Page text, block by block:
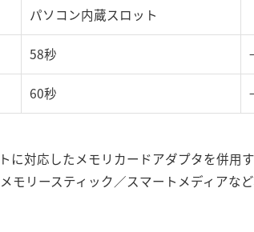
パソコン内蔵スロット
58秒
60秒
に対応したメモリカードアダプタを併
モリースティック／スマートメディアな